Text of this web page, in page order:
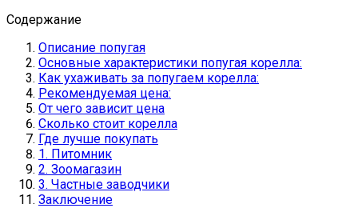
Содержание
Описание попугая
Основные характеристики попугая корелла:
Как ухаживать за попугаем корелла:
Рекомендуемая цена:
От чего зависит цена
Сколько стоит корелла
Где лучше покупать
1. Питомник
2. Зоомагазин
3. Частные заводчики
Заключение